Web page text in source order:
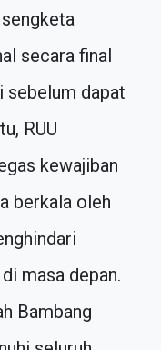
secara final
sebelum dapat
RUU
kewajiban
berkala oleh
masa depan.
Bambang